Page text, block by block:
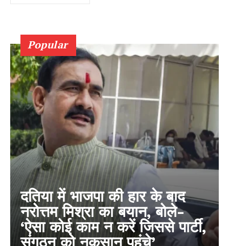
Popular
दतिया में भाजपा की हार के बाद
नरोत्तम मिश्रा का बयान, बोले-
‘ऐसा कोई काम न करें जिससे पार्टी,
संगठन को नुकसान पहुंचे’